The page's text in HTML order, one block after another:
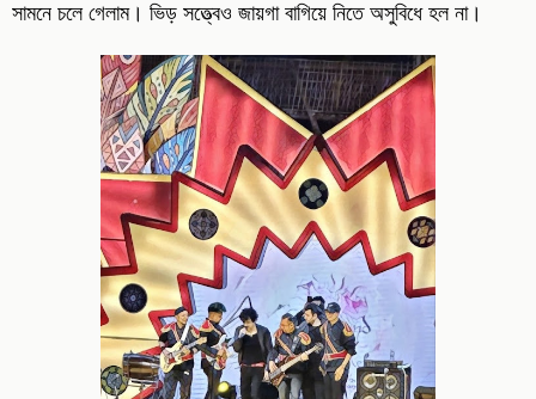
সামনে চলে গেলাম। ভিড় সত্ত্বেও জায়গা বাগিয়ে নিতে অসুবিধে হল না।